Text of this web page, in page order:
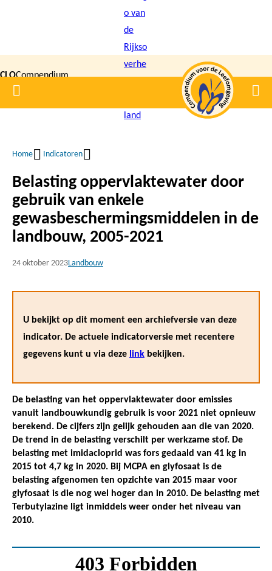
inhoud
gaan
CLOCompendium
voor de
Home
Kruimelpad
Home Indicatoren
Belasting oppervlaktewater door
gebruik van enkele
gewasbeschermingsmiddelen in de
landbouw, 2005-2021
24 oktober 2023Landbouw
U bekijkt op dit moment een archiefversie van deze
indicator. De actuele indicatorversie met recentere
gegevens kunt u via deze link bekijken.
De belasting van het oppervlaktewater door emissies
vanuit landbouwkundig gebruik is voor 2021 niet opnieuw
berekend. De cijfers zijn gelijk gehouden aan die van 2020.
De trend in de belasting verschilt per werkzame stof. De
belasting met imidacloprid was fors gedaald van 41 kg in
2015 tot 4,7 kg in 2020. Bij MCPA en glyfosaat is de
belasting afgenomen ten opzichte van 2015 maar voor
glyfosaat is die nog wel hoger dan in 2010. De belasting met
Terbutylazine ligt inmiddels weer onder het niveau van
2010.